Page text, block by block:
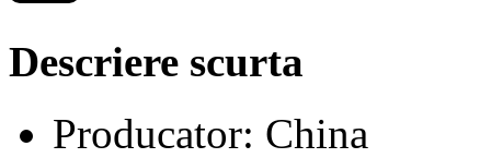
Descriere scurta
Producator: China